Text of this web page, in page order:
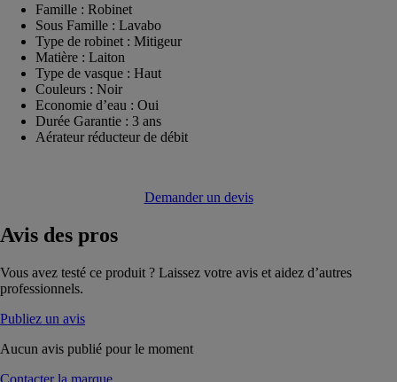
Famille : Robinet
Sous Famille : Lavabo
Type de robinet : Mitigeur
Matière : Laiton
Type de vasque : Haut
Couleurs : Noir
Economie d’eau : Oui
Durée Garantie : 3 ans
Aérateur réducteur de débit
Demander un devis
Avis des pros
Vous avez testé ce produit ? Laissez votre avis et aidez d’autres
professionnels.
Publiez un avis
Aucun avis publié pour le moment
Contacter la marque